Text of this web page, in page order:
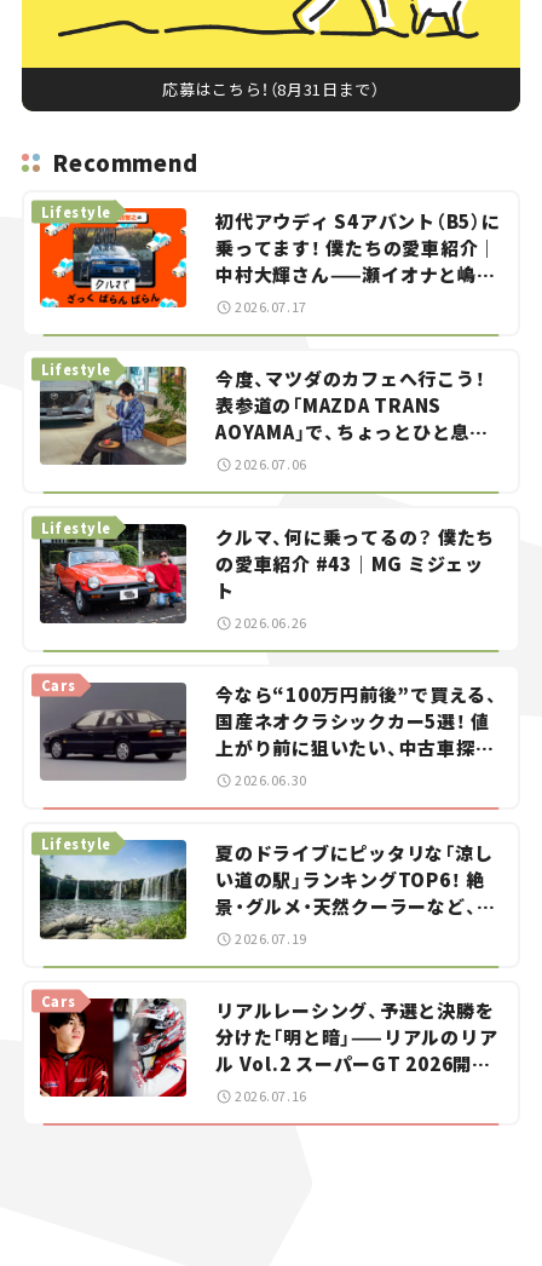
応募はこちら！（8月31日まで）
Recommend
初代アウディ S4アバント（B5）に
乗ってます！ 僕たちの愛車紹介｜
中村大輝さん——瀬イオナと嶋田
智之の「クルマでざっくばらんば
Lifestyle
2026.07.17
今度、マツダのカフェへ行こう！
表参道の「MAZDA TRANS
AOYAMA」で、ちょっとひと息。
——連載｜CCGとクルマでどうす
る？＜第13回＞
Lifestyle
2026.07.06
クルマ、何に乗ってるの？ 僕たち
の愛車紹介 #43｜MG ミジェッ
ト
Lifestyle
2026.06.26
今なら“100万円前後”で買える、
国産ネオクラシックカー5選！ 値
上がり前に狙いたい、中古車探し
をお手伝い――ちょっとイケてるマ
イカー選び #02
Cars
2026.06.30
夏のドライブにピッタリな「涼し
い道の駅」ランキングTOP6！ 絶
景・グルメ・天然クーラーなど、避
暑におすすめのスポットを紹介
Lifestyle
2026.07.19
リアルレーシング、予選と決勝を
分けた「明と暗」——リアルのリア
ル Vol.2 スーパーGT 2026開幕
戦 岡山国際サーキット
Cars
2026.07.16